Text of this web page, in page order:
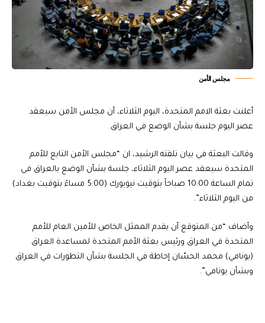
مجلس الأمن
أعلنت بعثة الامم المتحدة، اليوم الثلاثاء، أن مجلس الأمن سيعقد
عصر اليوم جلسة بشأن الوضع في العراق.
وقالت البعثة في بيان تلقته الرشيد، ان “مجلس الأمن التابع للأمم
المتحدة سيعقد عصر اليوم الثلاثاء، جلسة بشأن الوضع بالعراق في
تمام الساعة 10:00 صباحاً بتوقيت نيويورك (5:00 مساءً بتوقيت بغداد)
من اليوم الثلاثاء”.
وأضاف “من المتوقع أن يقدم الممثل الخاص للأمين العام للأمم
المتحدة في العراق ورئيس بعثة الأمم المتحدة لمساعدة العراق
(يونامي) محمد الحسّان إحاطة في الجلسة بشأن التطورات في العراق
وبشأن يونامي”.